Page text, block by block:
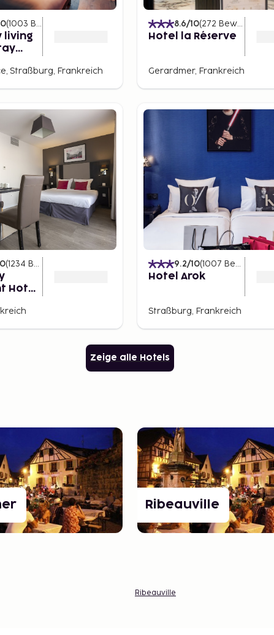
(1003 Bewertungen
living
Straßburg, Frankreich
8.6/10(272 Bewertungen
Hotel la Réserve
Gerardmer, Frankreich
(1234 Bewertungen
Hotel
9.2/10(1007 Bewertungen
Hotel Arok
Straßburg, Frankreich
Zeige alle Hotels
Ribeauville
Ribeauville